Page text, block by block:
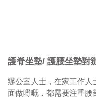
護脊坐墊/ 護腰坐墊對
辦公室人士，在家工作人
面做嘢嘅，都需要注重腰